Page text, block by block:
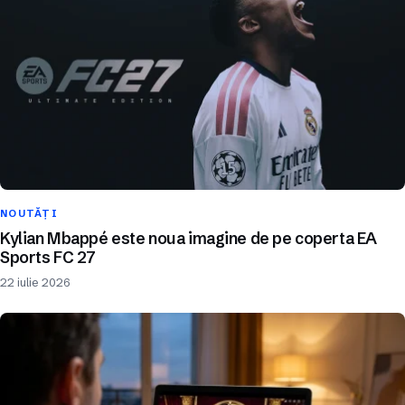
NOUTĂȚI
Kylian Mbappé este noua imagine de pe coperta EA
Sports FC 27
22 iulie 2026